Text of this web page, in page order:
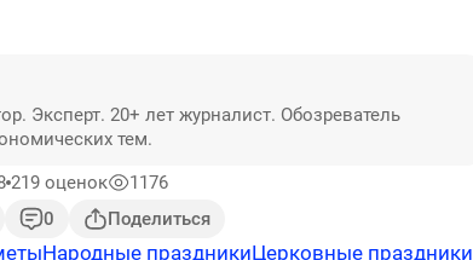
Эксперт. 20+ лет журналист. Обозреватель
тем.
219 оценок
1176
0 Поделиться
Народные праздникиЦерковные праздники